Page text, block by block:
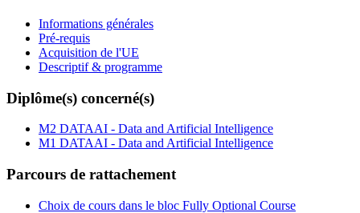
Informations générales
Pré-requis
Acquisition de l'UE
Descriptif & programme
Diplôme(s) concerné(s)
M2 DATAAI - Data and Artificial Intelligence
M1 DATAAI - Data and Artificial Intelligence
Parcours de rattachement
Choix de cours dans le bloc Fully Optional Course